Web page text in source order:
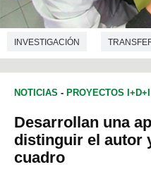
INVESTIGACIÓN
NUTRICIÓN QUÍMICA
INGENIERÍA DE
NOTICIAS - PROYECTOS I+D+I
Desarrollan una
distinguir el autor
cuadro